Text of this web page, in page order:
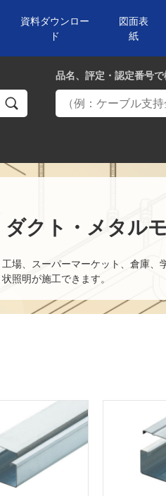
資料ダウンロー
ド
図面表
紙
品名、評定・認定番号で
ダクト・メタル
工場、スーパーマーケット、倉庫、
状照明が施工できます。